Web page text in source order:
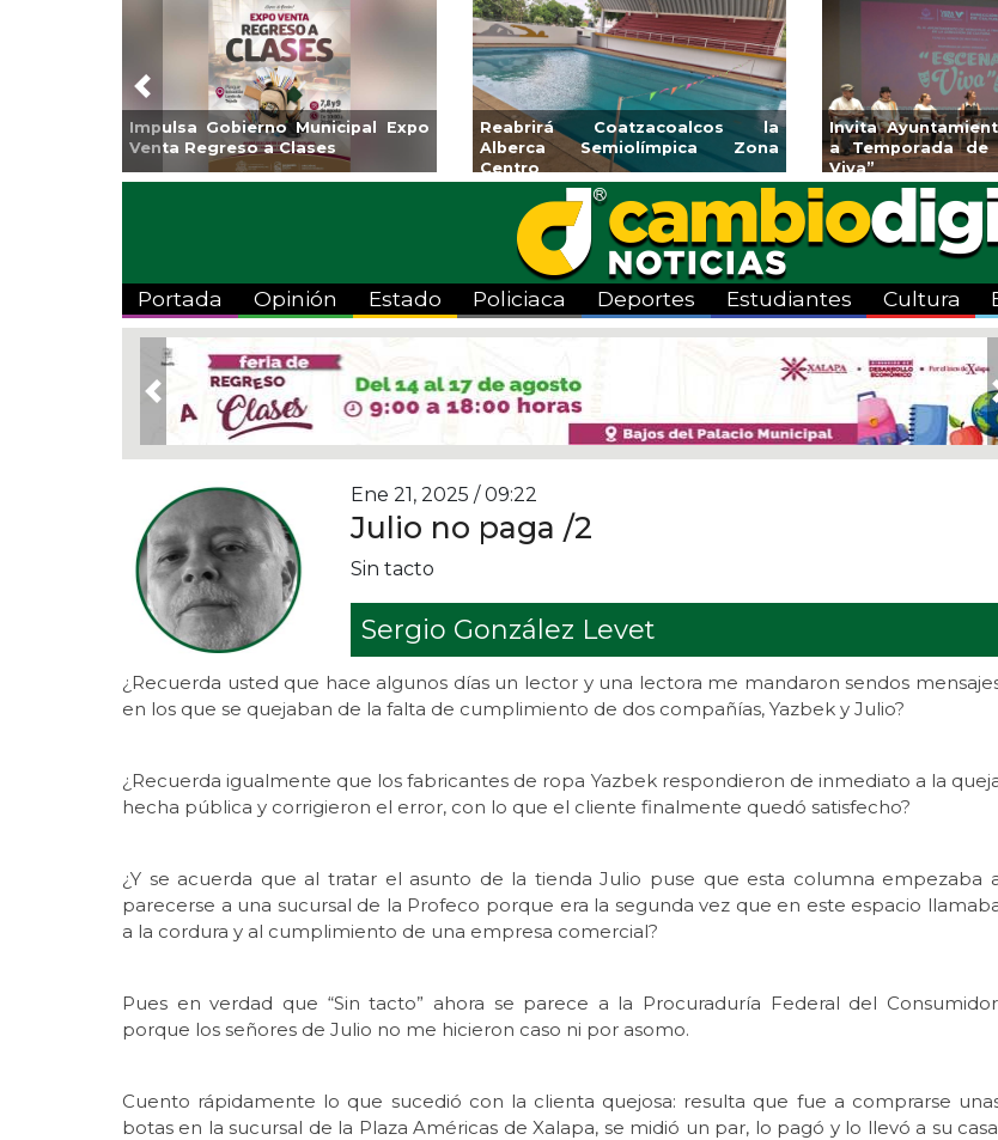
Impulsa Gobierno Municipal Expo
Venta Regreso a Clases
Reabrirá Coatzacoalcos la
Alberca Semiolímpica Zona
Centro
Invita
a Temporada de
Viva”
Previous
Portada Opinión Estado Policiaca Deportes Estudiantes Cultura
Previous
Ene 21, 2025 / 09:22
Julio no paga /2
Sin tacto
Sergio González Levet
¿Recuerda usted que hace algunos días un lector y una lectora me mandaron sendos
en los que se quejaban de la falta de cumplimiento de dos compañías, Yazbek y Julio?
¿Recuerda igualmente que los fabricantes de ropa Yazbek respondieron de inmediato a la
hecha pública y corrigieron el error, con lo que el cliente finalmente quedó satisfecho?
¿Y se acuerda que al tratar el asunto de la tienda Julio puse que esta columna empezaba
parecerse a una sucursal de la Profeco porque era la segunda vez que en este espacio
a la cordura y al cumplimiento de una empresa comercial?
Pues en verdad que “Sin tacto” ahora se parece a la Procuraduría Federal del
porque los señores de Julio no me hicieron caso ni por asomo.
Cuento rápidamente lo que sucedió con la clienta quejosa: resulta que fue a comprarse
botas en la sucursal de la Plaza Américas de Xalapa, se midió un par, lo pagó y lo llevó a su